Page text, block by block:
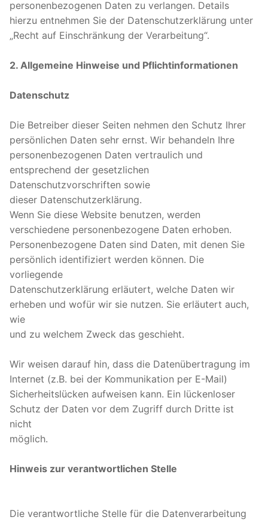
personenbezogenen Daten zu verlangen. Details
hierzu entnehmen Sie der Datenschutzerklärung unter
„Recht auf Einschränkung der Verarbeitung“.
2. Allgemeine Hinweise und Pflichtinformationen
Datenschutz
Die Betreiber dieser Seiten nehmen den Schutz Ihrer
persönlichen Daten sehr ernst. Wir behandeln Ihre
personenbezogenen Daten vertraulich und
entsprechend der gesetzlichen
Datenschutzvorschriften sowie
dieser Datenschutzerklärung.
Wenn Sie diese Website benutzen, werden
verschiedene personenbezogene Daten erhoben.
Personenbezogene Daten sind Daten, mit denen Sie
persönlich identifiziert werden können. Die
vorliegende
Datenschutzerklärung erläutert, welche Daten wir
erheben und wofür wir sie nutzen. Sie erläutert auch,
wie
und zu welchem Zweck das geschieht.
Wir weisen darauf hin, dass die Datenübertragung im
Internet (z.B. bei der Kommunikation per E-Mail)
Sicherheitslücken aufweisen kann. Ein lückenloser
Schutz der Daten vor dem Zugriff durch Dritte ist
nicht
möglich.
Hinweis zur verantwortlichen Stelle
Die verantwortliche Stelle für die Datenverarbeitung